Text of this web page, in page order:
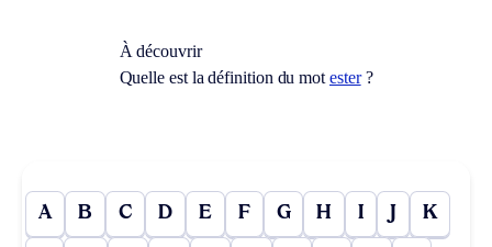
À découvrir
Quelle est la définition du mot ester?
A B C D E F G H I J K